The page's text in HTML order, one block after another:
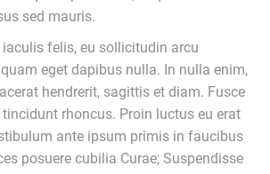
sed mauris.
felis, eu sollicitudin arcu
eget dapibus nulla. In nulla enim,
hendrerit, sagittis et diam. Fusce
rhoncus. Proin luctus eu erat
ante ipsum primis in faucibus
posuere cubilia Curae; Suspendisse